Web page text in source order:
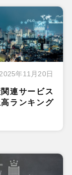
2025年11月20日
連サービス
ランキング